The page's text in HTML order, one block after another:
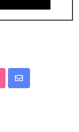
Share